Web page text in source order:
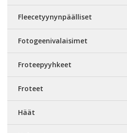
Fleecetyynynpäälliset
Fotogeenivalaisimet
Froteepyyhkeet
Froteet
Häät